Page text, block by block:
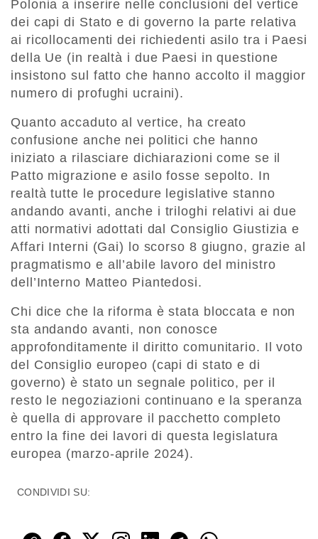
Polonia a inserire nelle conclusioni del vertice
dei capi di Stato e di governo la parte relativa
ai ricollocamenti dei richiedenti asilo tra i Paesi
della Ue (in realtà i due Paesi in questione
insistono sul fatto che hanno accolto il maggior
numero di profughi ucraini).
Quanto accaduto al vertice, ha creato
confusione anche nei politici che hanno
iniziato a rilasciare dichiarazioni come se il
Patto migrazione e asilo fosse sepolto. In
realtà tutte le procedure legislative stanno
andando avanti, anche i triloghi relativi ai due
atti normativi adottati dal Consiglio Giustizia e
Affari Interni (Gai) lo scorso 8 giugno, grazie al
pragmatismo e all’abile lavoro del ministro
dell’Interno Matteo Piantedosi.
Chi dice che la riforma è stata bloccata e non
sta andando avanti, non conosce
approfonditamente il diritto comunitario. Il voto
del Consiglio europeo (capi di stato e di
governo) è stato un segnale politico, per il
resto le negoziazioni continuano e la speranza
è quella di approvare il pacchetto completo
entro la fine dei lavori di questa legislatura
europea (marzo-aprile 2024).
CONDIVIDI SU: